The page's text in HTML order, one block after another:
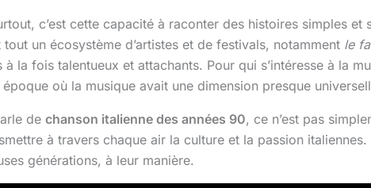
c’est cette capacité à raconter des histoires simples
un écosystème d’artistes et de festivals, notamment le
la fois talentueux et attachants. Pour qui s’intéresse à la
où la musique avait une dimension presque
de chanson italienne des années 90, ce n’est pas
à travers chaque air la culture et la passion
générations, à leur manière.